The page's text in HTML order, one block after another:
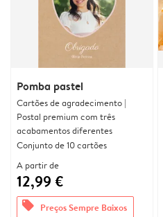
Pomba pastel
Cartões de agradecimento |
Postal premium com três
acabamentos diferentes
Conjunto de 10 cartões
A partir de
12,99 €
offers Preços Sempre Baixos